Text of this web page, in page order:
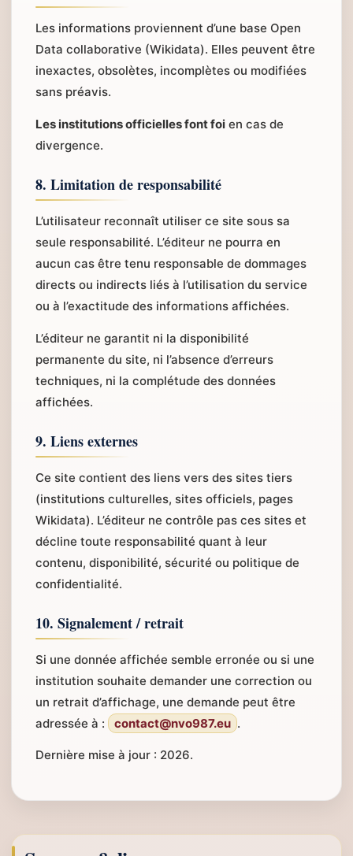
Les informations proviennent d’une base Open
Data collaborative (Wikidata). Elles peuvent être
inexactes, obsolètes, incomplètes ou modifiées
sans préavis.
Les institutions officielles font foi en cas de
divergence.
8. Limitation de responsabilité
L’utilisateur reconnaît utiliser ce site sous sa
seule responsabilité. L’éditeur ne pourra en
aucun cas être tenu responsable de dommages
directs ou indirects liés à l’utilisation du service
ou à l’exactitude des informations affichées.
L’éditeur ne garantit ni la disponibilité
permanente du site, ni l’absence d’erreurs
techniques, ni la complétude des données
affichées.
9. Liens externes
Ce site contient des liens vers des sites tiers
(institutions culturelles, sites officiels, pages
Wikidata). L’éditeur ne contrôle pas ces sites et
décline toute responsabilité quant à leur
contenu, disponibilité, sécurité ou politique de
confidentialité.
10. Signalement / retrait
Si une donnée affichée semble erronée ou si une
institution souhaite demander une correction ou
un retrait d’affichage, une demande peut être
adressée à :
contact@nvo987.eu .
Dernière mise à jour : 2026.